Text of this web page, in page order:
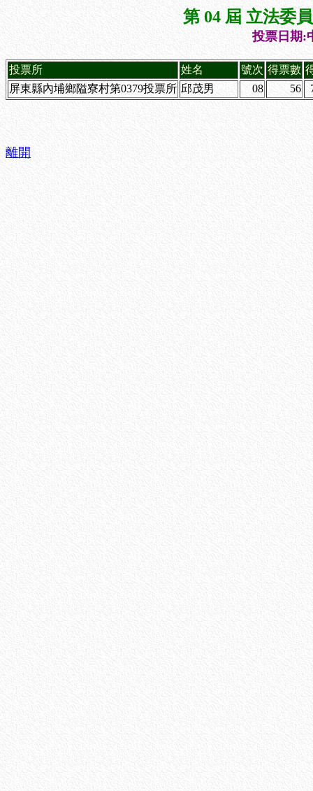
第 04 屆 立法委
投票日期:
投票所 姓名 號次 得票數
屏東縣內埔鄉隘寮村第0379投票所 邱茂男 08 56
離開